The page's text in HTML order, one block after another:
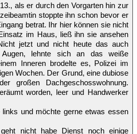
als er durch den Vorgarten hin zur
stoppte ihn schon bevor er
betrat. Ihr hier können sie nicht
im Haus, ließ ihn sie ansehen
jetzt und nicht heute das auch
lehnte sich an das weiße
Inneren brodelte es, Polizei im
Wochen. Der Grund, eine dubiose
großen Dachgeschosswohnung.
worden, leer und Handwerker
links und möchte gerne etwas essen
nicht habe Dienst noch einige